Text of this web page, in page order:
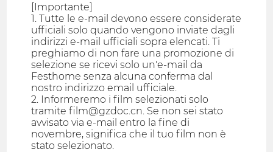
[Importante]
1. Tutte le e-mail devono essere considerate
ufficiali solo quando vengono inviate dagli
indirizzi e-mail ufficiali sopra elencati. Ti
preghiamo di non fare una promozione di
selezione se ricevi solo un'e-mail da
Festhome senza alcuna conferma dal
nostro indirizzo email ufficiale.
2. Informeremo i film selezionati solo
tramite film@gzdoc.cn. Se non sei stato
avvisato via e-mail entro la fine di
novembre, significa che il tuo film non è
stato selezionato.